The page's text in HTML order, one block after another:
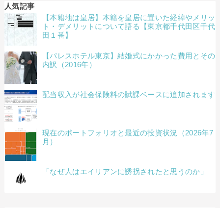
人気記事
【本籍地は皇居】本籍を皇居に置いた経緯やメリッ
ト・デメリットについて語る【東京都千代田区千代
田１番】
【パレスホテル東京】結婚式にかかった費用とその
内訳（2016年）
配当収入が社会保険料の賦課ベースに追加されます
現在のポートフォリオと最近の投資状況（2026年7
月）
「なぜ人はエイリアンに誘拐されたと思うのか」